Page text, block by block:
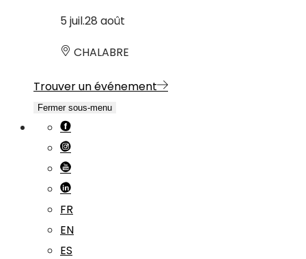
5 juil.28 août
CHALABRE
Trouver un événement
Fermer sous-menu
FR
EN
ES